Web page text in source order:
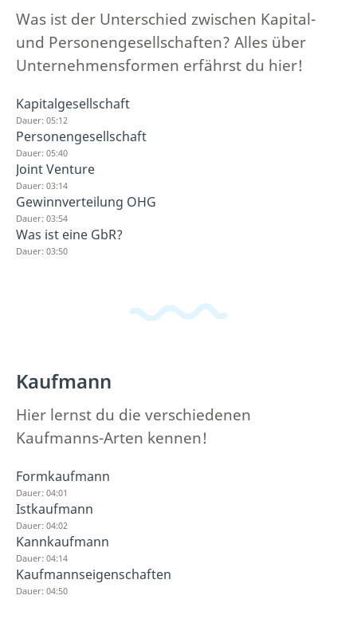
Was ist der Unterschied zwischen Kapital-
und Personengesellschaften? Alles über
Unternehmensformen erfährst du hier!
Kapitalgesellschaft
Dauer: 05:12
Personengesellschaft
Dauer: 05:40
Joint Venture
Dauer: 03:14
Gewinnverteilung OHG
Dauer: 03:54
Was ist eine GbR?
Dauer: 03:50
Kaufmann
Hier lernst du die verschiedenen
Kaufmanns-Arten kennen!
Formkaufmann
Dauer: 04:01
Istkaufmann
Dauer: 04:02
Kannkaufmann
Dauer: 04:14
Kaufmannseigenschaften
Dauer: 04:50